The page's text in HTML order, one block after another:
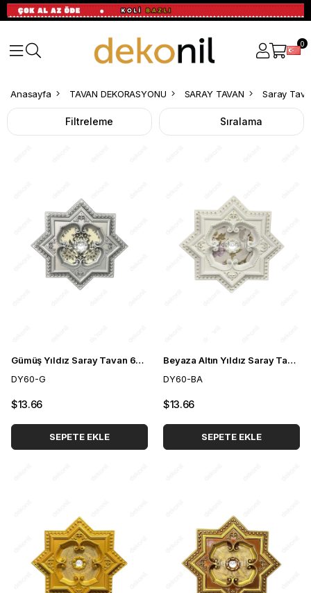
0
Anasayfa TAVAN DEKORASYONU SARAY TAVAN Saray
Filtreleme Sıralama
Gümüş Yıldız Saray Tavan 60 cm
DY60-G
$13.66
SEPETE EKLE
Beyaza Altın Yıldız Saray Tavan 60cm
DY60-BA
$13.66
SEPETE EKLE
Saray
Tavan
Yıldız